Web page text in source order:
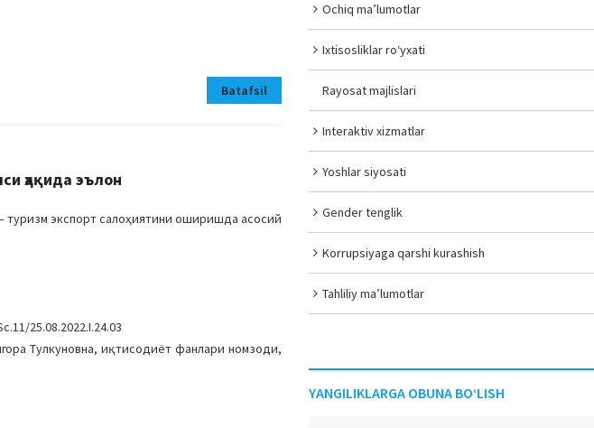
Batafsil
ҳақида эълон
экспорт салоҳиятини оширишда асосий
25.08.2022.I.24.03
Тулкуновна, иқтисодиёт фанлари номзоди,
Ochiq ma’lumotlar
Ixtisosliklar ro‘yxati
Rayosat majlislari
Interaktiv xizmatlar
Yoshlar siyosati
Gender tenglik
Korrupsiyaga qarshi kurashish
Tahliliy ma’lumotlar
YANGILIKLARGA OBUNA BO‘LISH